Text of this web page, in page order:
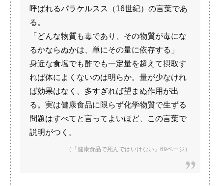
呼ばれるパラケルスス（16世紀）の言葉であ
る。
「どんな物質も毒であり、その物質が毒にな
るかならぬかは、単にその量に依存する」
身近な食塩でも酢でも一定量を超えて摂取す
れば体によくないのは明らか。量が少なけれ
ば効果はなく、多すぎれば望まぬ作用が出
る。実は健康食品に限らず化学物質で生ずる
問題はすべてと言ってよいほど、この言葉で
説明がつく。
（『健康食品で死んではいけない』69ページ）